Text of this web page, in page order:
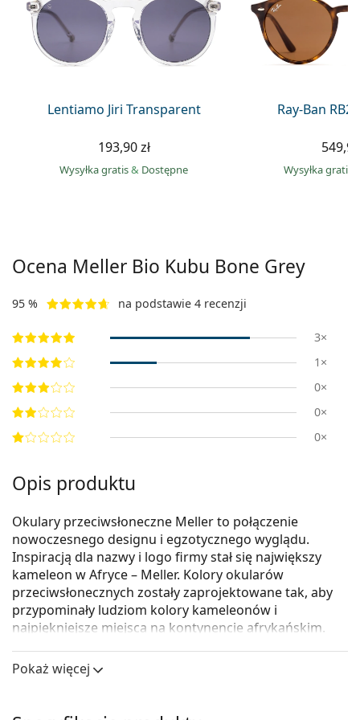
Precision
Total
Lentiamo Jiri Transparent
193,90 zł
Wysyłka gratis& Dostępne
Ray-Ban
Wysyłka gratis
Ocena Meller Bio Kubu Bone Grey
95 % na podstawie 4 recenzji
3×
1×
0×
0×
0×
Opis produktu
Okulary przeciwsłoneczne Meller to połączenie
nowoczesnego designu i egzotycznego wyglądu.
Inspiracją dla nazwy i logo firmy stał się największy
kameleon w Afryce – Meller. Kolory okularów
przeciwsłonecznych zostały zaprojektowane tak, aby
przypominały ludziom kolory kameleonów i
najpiękniejsze miejsca na kontynencie afrykańskim.
modowej firmy z Barcelony.
Pokaż więcej